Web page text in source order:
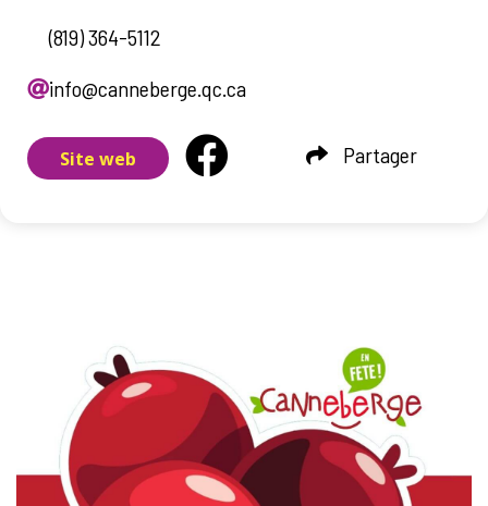
(819) 364-5112
info@canneberge.qc.ca
Site web Partager